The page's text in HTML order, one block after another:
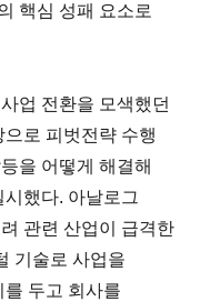
핵심 성패 요소로
업 전환을 모색했던
로 피벗전략 수행
을 어떻게 해결해
했다. 아날로그
관련 산업이 급격한
기술로 사업을
두고 회사를